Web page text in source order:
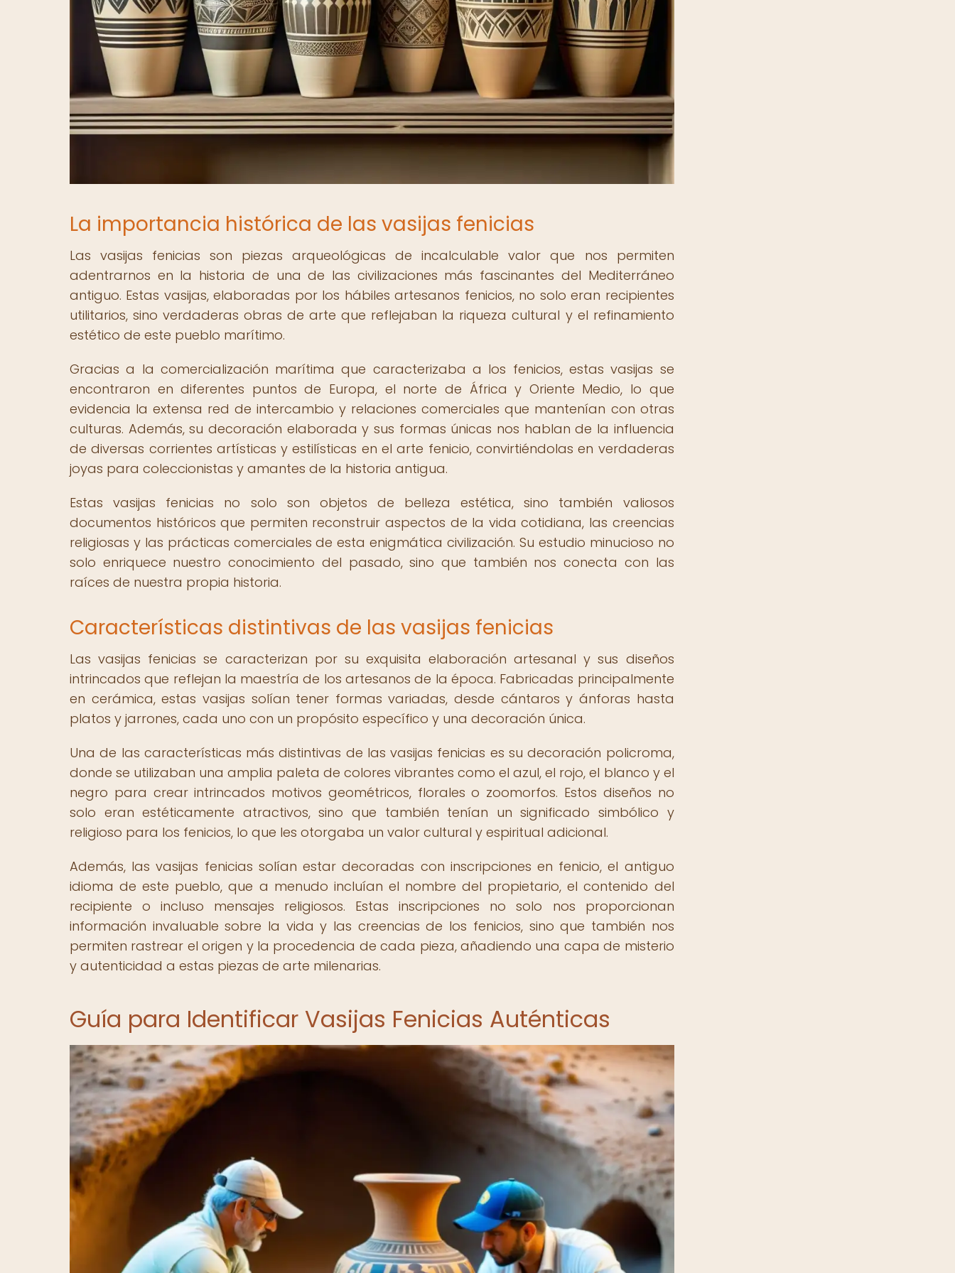
La importancia histórica de las vasijas fenicias
Las vasijas fenicias son piezas arqueológicas de incalculable valor que nos permiten
adentrarnos en la historia de una de las civilizaciones más fascinantes del Mediterráneo
antiguo. Estas vasijas, elaboradas por los hábiles artesanos fenicios, no solo eran recipientes
utilitarios, sino verdaderas obras de arte que reflejaban la riqueza cultural y el refinamiento
estético de este pueblo marítimo.
Gracias a la comercialización marítima que caracterizaba a los fenicios, estas vasijas se
encontraron en diferentes puntos de Europa, el norte de África y Oriente Medio, lo que
evidencia la extensa red de intercambio y relaciones comerciales que mantenían con otras
culturas. Además, su decoración elaborada y sus formas únicas nos hablan de la influencia
de diversas corrientes artísticas y estilísticas en el arte fenicio, convirtiéndolas en verdaderas
joyas para coleccionistas y amantes de la historia antigua.
Estas vasijas fenicias no solo son objetos de belleza estética, sino también valiosos
documentos históricos que permiten reconstruir aspectos de la vida cotidiana, las creencias
religiosas y las prácticas comerciales de esta enigmática civilización. Su estudio minucioso no
solo enriquece nuestro conocimiento del pasado, sino que también nos conecta con las
raíces de nuestra propia historia.
Características distintivas de las vasijas fenicias
Las vasijas fenicias se caracterizan por su exquisita elaboración artesanal y sus diseños
intrincados que reflejan la maestría de los artesanos de la época. Fabricadas principalmente
en cerámica, estas vasijas solían tener formas variadas, desde cántaros y ánforas hasta
platos y jarrones, cada uno con un propósito específico y una decoración única.
Una de las características más distintivas de las vasijas fenicias es su decoración policroma,
donde se utilizaban una amplia paleta de colores vibrantes como el azul, el rojo, el blanco y el
negro para crear intrincados motivos geométricos, florales o zoomorfos. Estos diseños no
solo eran estéticamente atractivos, sino que también tenían un significado simbólico y
religioso para los fenicios, lo que les otorgaba un valor cultural y espiritual adicional.
Además, las vasijas fenicias solían estar decoradas con inscripciones en fenicio, el antiguo
idioma de este pueblo, que a menudo incluían el nombre del propietario, el contenido del
recipiente o incluso mensajes religiosos. Estas inscripciones no solo nos proporcionan
información invaluable sobre la vida y las creencias de los fenicios, sino que también nos
permiten rastrear el origen y la procedencia de cada pieza, añadiendo una capa de misterio
y autenticidad a estas piezas de arte milenarias.
Guía para Identificar Vasijas Fenicias Auténticas